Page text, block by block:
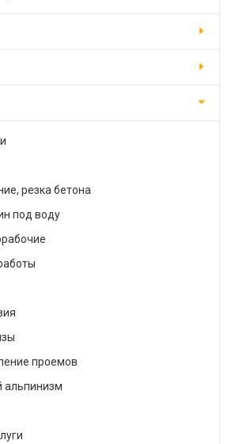
резка бетона
под воду
проемов